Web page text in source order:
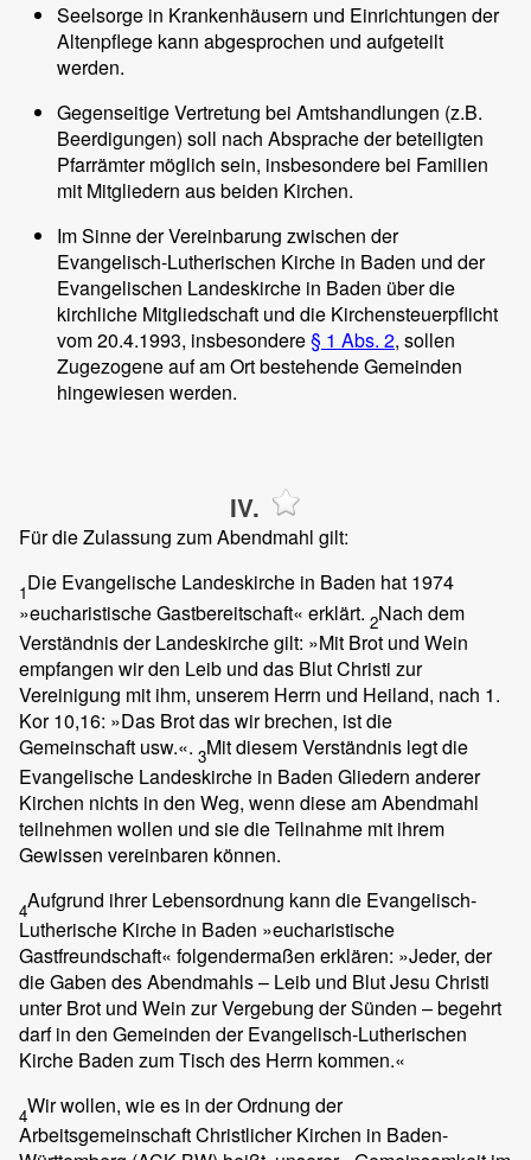
Seelsorge in Krankenhäusern und Einrichtungen der
Altenpflege kann abgesprochen und aufgeteilt
werden.
Gegenseitige Vertretung bei Amtshandlungen (z.B.
Beerdigungen) soll nach Absprache der beteiligten
Pfarrämter möglich sein, insbesondere bei Familien
mit Mitgliedern aus beiden Kirchen.
Im Sinne der Vereinbarung zwischen der
Evangelisch-Lutherischen Kirche in Baden und der
Evangelischen Landeskirche in Baden über die
kirchliche Mitgliedschaft und die Kirchensteuerpflicht
vom 20.4.1993, insbesondere§ 1 Abs. 2, sollen
Zugezogene auf am Ort bestehende Gemeinden
hingewiesen werden.
IV.
Für die Zulassung zum Abendmahl gilt:
1Die Evangelische Landeskirche in Baden hat 1974
»eucharistische Gastbereitschaft« erklärt. 2Nach dem
Verständnis der Landeskirche gilt: »Mit Brot und Wein
empfangen wir den Leib und das Blut Christi zur
Vereinigung mit ihm, unserem Herrn und Heiland, nach 1.
Kor 10,16: »Das Brot das wir brechen, ist die
Gemeinschaft usw.«. 3Mit diesem Verständnis legt die
Evangelische Landeskirche in Baden Gliedern anderer
Kirchen nichts in den Weg, wenn diese am Abendmahl
teilnehmen wollen und sie die Teilnahme mit ihrem
Gewissen vereinbaren können.
4Aufgrund ihrer Lebensordnung kann die Evangelisch-
Lutherische Kirche in Baden »eucharistische
Gastfreundschaft« folgendermaßen erklären: »Jeder, der
die Gaben des Abendmahls – Leib und Blut Jesu Christi
unter Brot und Wein zur Vergebung der Sünden – begehrt
darf in den Gemeinden der Evangelisch-Lutherischen
Kirche Baden zum Tisch des Herrn kommen.«
4Wir wollen, wie es in der Ordnung der
Arbeitsgemeinschaft Christlicher Kirchen in Baden-